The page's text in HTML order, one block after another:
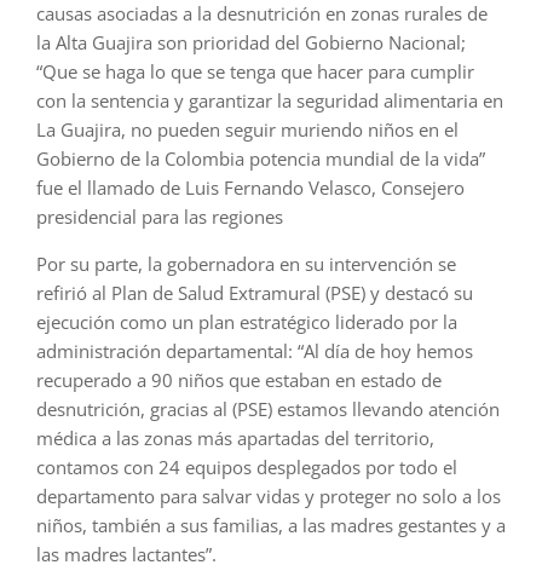
causas asociadas a la desnutrición en zonas rurales de
la Alta Guajira son prioridad del Gobierno Nacional;
“Que se haga lo que se tenga que hacer para cumplir
con la sentencia y garantizar la seguridad alimentaria en
La Guajira, no pueden seguir muriendo niños en el
Gobierno de la Colombia potencia mundial de la vida”
fue el llamado de Luis Fernando Velasco, Consejero
presidencial para las regiones
Por su parte, la gobernadora en su intervención se
refirió al Plan de Salud Extramural (PSE) y destacó su
ejecución como un plan estratégico liderado por la
administración departamental: “Al día de hoy hemos
recuperado a 90 niños que estaban en estado de
desnutrición, gracias al (PSE) estamos llevando atención
médica a las zonas más apartadas del territorio,
contamos con 24 equipos desplegados por todo el
departamento para salvar vidas y proteger no solo a los
niños, también a sus familias, a las madres gestantes y a
las madres lactantes”.